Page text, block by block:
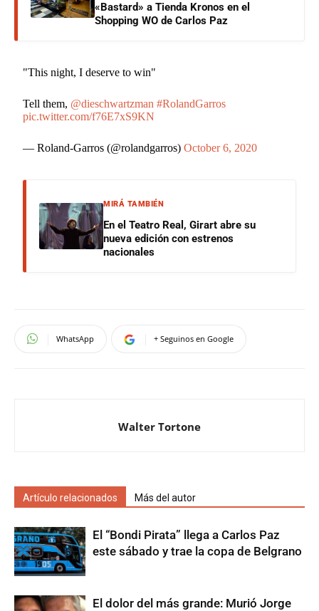
«Bastard» a Tienda Kronos en el
Shopping WO de Carlos Paz
"This night, I deserve to win"
Tell them, @dieschwartzman #RolandGarros
pic.twitter.com/f76E7xS9KN
— Roland-Garros (@rolandgarros)October 6, 2020
MIRÁ TAMBIÉN
En el Teatro Real, Girart abre su
nueva edición con estrenos
nacionales
WhatsApp + Seguinos en Google
Walter Tortone
Artículo relacionados Más del autor
El “Bondi Pirata” llega a Carlos Paz
este sábado y trae la copa de Belgrano
El dolor del más grande: Murió Jorge